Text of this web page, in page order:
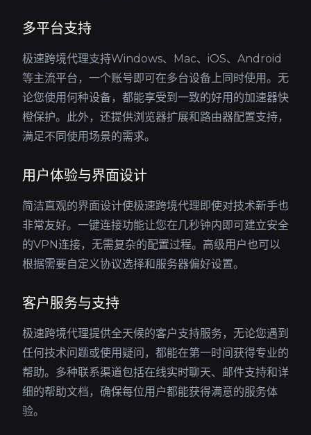
多平台支持
极速跨境代理支持Windows、Mac、iOS、Android
等主流平台，一个账号即可在多台设备上同时使用。无
论您使用何种设备，都能享受到一致的好用的加速器快
橙保护。此外，还提供浏览器扩展和路由器配置支持，
满足不同使用场景的需求。
用户体验与界面设计
简洁直观的界面设计使极速跨境代理即使对技术新手也
非常友好。一键连接功能让您在几秒钟内即可建立安全
的VPN连接，无需复杂的配置过程。高级用户也可以
根据需要自定义协议选择和服务器偏好设置。
客户服务与支持
极速跨境代理提供全天候的客户支持服务，无论您遇到
任何技术问题或使用疑问，都能在第一时间获得专业的
帮助。多种联系渠道包括在线实时聊天、邮件支持和详
细的帮助文档，确保每位用户都能获得满意的服务体
验。